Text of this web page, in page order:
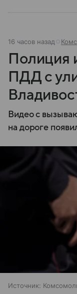
16 часов назад
Полиция
ПДД с
Видео с
на дороге
Источник: